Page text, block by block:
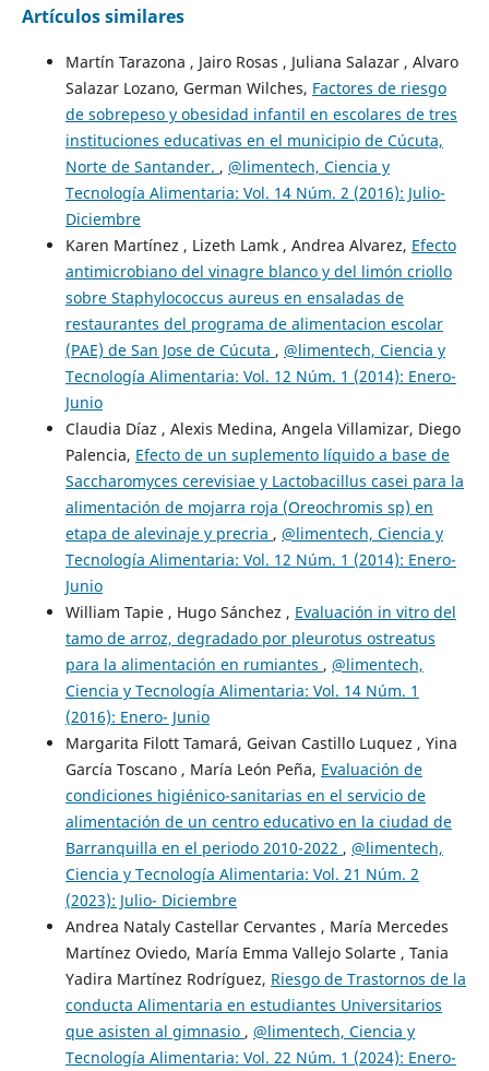
Artículos similares
Martín Tarazona , Jairo Rosas , Juliana Salazar , Alvaro
Salazar Lozano, German Wilches, Factores de riesgo
de sobrepeso y obesidad infantil en escolares de tres
instituciones educativas en el municipio de Cúcuta,
Norte de Santander. , @limentech, Ciencia y
Tecnología Alimentaria: Vol. 14 Núm. 2 (2016): Julio-
Diciembre
Karen Martínez , Lizeth Lamk , Andrea Alvarez, Efecto
antimicrobiano del vinagre blanco y del limón criollo
sobre Staphylococcus aureus en ensaladas de
restaurantes del programa de alimentacion escolar
(PAE) de San Jose de Cúcuta , @limentech, Ciencia y
Tecnología Alimentaria: Vol. 12 Núm. 1 (2014): Enero-
Junio
Claudia Díaz , Alexis Medina, Angela Villamizar, Diego
Palencia, Efecto de un suplemento líquido a base de
Saccharomyces cerevisiae y Lactobacillus casei para la
alimentación de mojarra roja (Oreochromis sp) en
etapa de alevinaje y precria , @limentech, Ciencia y
Tecnología Alimentaria: Vol. 12 Núm. 1 (2014): Enero-
Junio
William Tapie , Hugo Sánchez , Evaluación in vitro del
tamo de arroz, degradado por pleurotus ostreatus
para la alimentación en rumiantes , @limentech,
Ciencia y Tecnología Alimentaria: Vol. 14 Núm. 1
(2016): Enero- Junio
Margarita Filott Tamará, Geivan Castillo Luquez , Yina
García Toscano , María León Peña, Evaluación de
condiciones higiénico-sanitarias en el servicio de
alimentación de un centro educativo en la ciudad de
Barranquilla en el periodo 2010-2022 , @limentech,
Ciencia y Tecnología Alimentaria: Vol. 21 Núm. 2
(2023): Julio- Diciembre
Andrea Nataly Castellar Cervantes , María Mercedes
Martínez Oviedo, María Emma Vallejo Solarte , Tania
Yadira Martínez Rodríguez, Riesgo de Trastornos de la
conducta Alimentaria en estudiantes Universitarios
que asisten al gimnasio , @limentech, Ciencia y
Tecnología Alimentaria: Vol. 22 Núm. 1 (2024): Enero-